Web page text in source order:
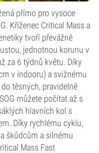
přímo pro vysoce
Kříženec Critical Mass a
tvoří převážně
jednotnou korunu v
za 6 týdnů květu. Díky
v indooru) a svižnému
těsných, pravidelně
můžete počítat až s
hlavních kol s
Díky rychlému cyklu,
škůdcům a silnému
Mass Fast